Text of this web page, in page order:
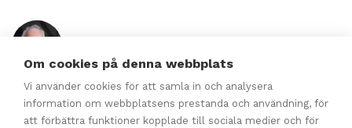
Auktoriserad Företags Mäklare (AFM), DI
Om cookies på denna webbplats
Vi använder cookies för att samla in och analysera
information om webbplatsens prestanda och användning, för
att förbättra funktioner kopplade till sociala medier och för